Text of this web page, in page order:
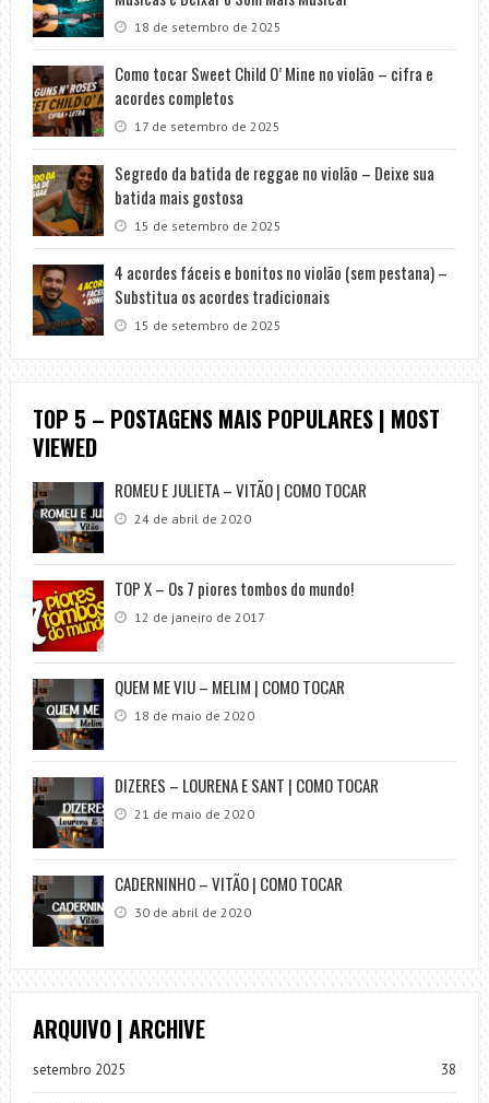
18 de setembro de 2025
Como tocar Sweet Child O’ Mine no violão – cifra e
acordes completos
17 de setembro de 2025
Segredo da batida de reggae no violão – Deixe sua
batida mais gostosa
15 de setembro de 2025
4 acordes fáceis e bonitos no violão (sem pestana) –
Substitua os acordes tradicionais
15 de setembro de 2025
TOP 5 – POSTAGENS MAIS POPULARES | MOST
VIEWED
ROMEU E JULIETA – VITÃO | COMO TOCAR
24 de abril de 2020
TOP X – Os 7 piores tombos do mundo!
12 de janeiro de 2017
QUEM ME VIU – MELIM | COMO TOCAR
18 de maio de 2020
DIZERES – LOURENA E SANT | COMO TOCAR
21 de maio de 2020
CADERNINHO – VITÃO | COMO TOCAR
30 de abril de 2020
ARQUIVO | ARCHIVE
setembro 2025 38